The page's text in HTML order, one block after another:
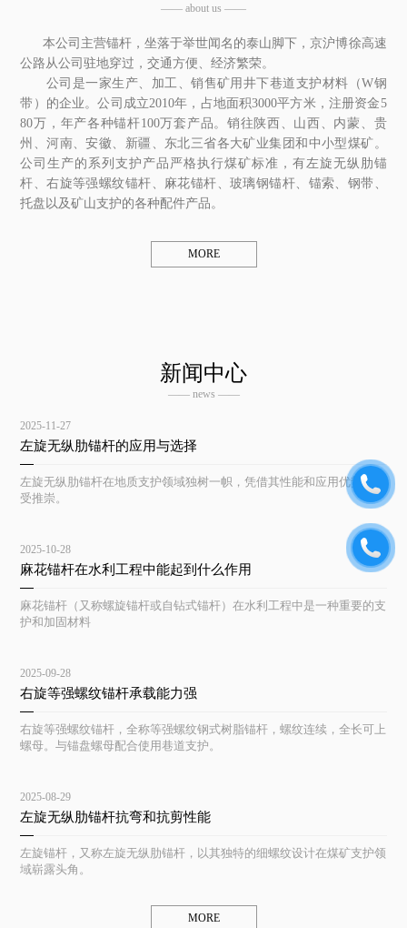
—— about us ——
本公司主营锚杆，坐落于举世闻名的泰山脚下，京沪博徐高速
公路从公司驻地穿过，交通方便、经济繁荣。
公司是一家生产、加工、销售矿用井下巷道支护材料（W钢
带）的企业。公司成立2010年，占地面积3000平方米，注册资金5
80万，年产各种锚杆100万套产品。销往陕西、山西、内蒙、贵
州、河南、安徽、新疆、东北三省各大矿业集团和中小型煤矿。
公司生产的系列支护产品严格执行煤矿标准，有左旋无纵肋锚
杆、右旋等强螺纹锚杆、麻花锚杆、玻璃钢锚杆、锚索、钢带、
托盘以及矿山支护的各种配件产品。
MORE
新闻中心
—— news ——
2025-11-27
左旋无纵肋锚杆的应用与选择
左旋无纵肋锚杆在地质支护领域独树一帜，凭借其性能和应用优势而备
受推崇。
2025-10-28
麻花锚杆在水利工程中能起到什么作用
麻花锚杆（又称螺旋锚杆或自钻式锚杆）在水利工程中是一种重要的支
护和加固材料
2025-09-28
右旋等强螺纹锚杆承载能力强
右旋等强螺纹锚杆，全称等强螺纹钢式树脂锚杆，螺纹连续，全长可上
螺母。与锚盘螺母配合使用巷道支护。
2025-08-29
左旋无纵肋锚杆抗弯和抗剪性能
左旋锚杆，又称左旋无纵肋锚杆，以其独特的细螺纹设计在煤矿支护领
域崭露头角。
MORE